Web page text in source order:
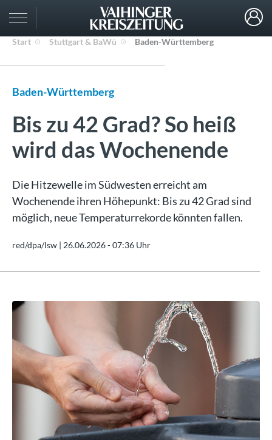
Start Stuttgart & BaWü Baden-Württemberg
Baden-Württemberg
Bis zu 42 Grad? So heiß
wird das Wochenende
Die Hitzewelle im Südwesten erreicht am
Wochenende ihren Höhepunkt: Bis zu 42 Grad sind
möglich, neue Temperaturrekorde könnten fallen.
red/dpa/lsw | 26.06.2026 - 07:36 Uhr